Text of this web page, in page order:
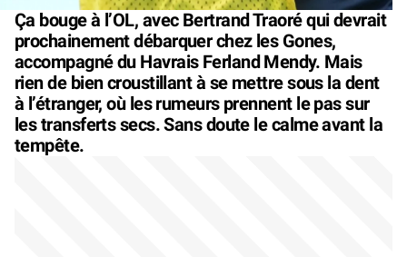
Ça bouge à l’OL, avec Bertrand Traoré qui devrait
prochainement débarquer chez les Gones,
accompagné du Havrais Ferland Mendy. Mais
rien de bien croustillant à se mettre sous la dent
à l’étranger, où les rumeurs prennent le pas sur
les transferts secs. Sans doute le calme avant la
tempête.